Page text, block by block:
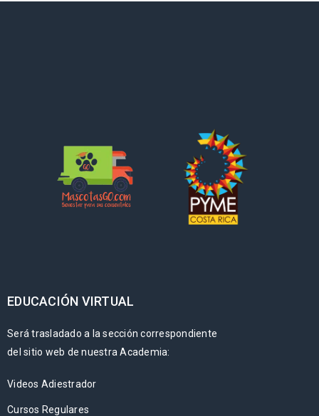
EDUCACIÓN VIRTUAL
Será trasladado a la sección correspondiente
del sitio web de nuestra Academia:
Videos Adiestrador
Cursos Regulares